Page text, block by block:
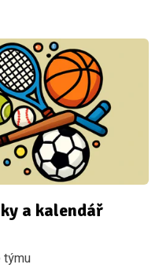
a kalendář
týmu